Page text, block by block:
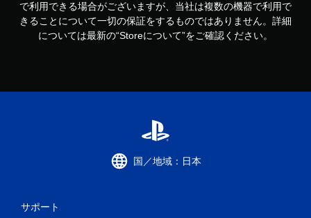
で利用できる場合がございますが、当社は複数の機器で利用で
きることについて一切の保証をするものではありません。詳細
については最新の“Storeについて”をご確認ください。
国／地域：日本
サポート